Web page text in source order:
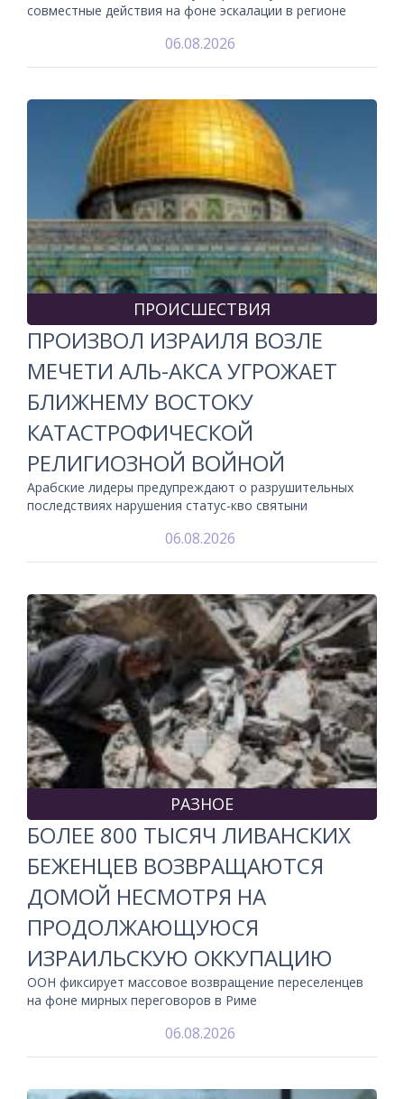
совместные действия на фоне эскалации в регионе
06.08.2026
ПРОИСШЕСТВИЯ
ПРОИЗВОЛ ИЗРАИЛЯ ВОЗЛЕ
МЕЧЕТИ АЛЬ-АКСА УГРОЖАЕТ
БЛИЖНЕМУ ВОСТОКУ
КАТАСТРОФИЧЕСКОЙ
РЕЛИГИОЗНОЙ ВОЙНОЙ
Арабские лидеры предупреждают о разрушительных
последствиях нарушения статус-кво святыни
06.08.2026
РАЗНОЕ
БОЛЕЕ 800 ТЫСЯЧ ЛИВАНСКИХ
БЕЖЕНЦЕВ ВОЗВРАЩАЮТСЯ
ДОМОЙ НЕСМОТРЯ НА
ПРОДОЛЖАЮЩУЮСЯ
ИЗРАИЛЬСКУЮ ОККУПАЦИЮ
ООН фиксирует массовое возвращение переселенцев
на фоне мирных переговоров в Риме
06.08.2026